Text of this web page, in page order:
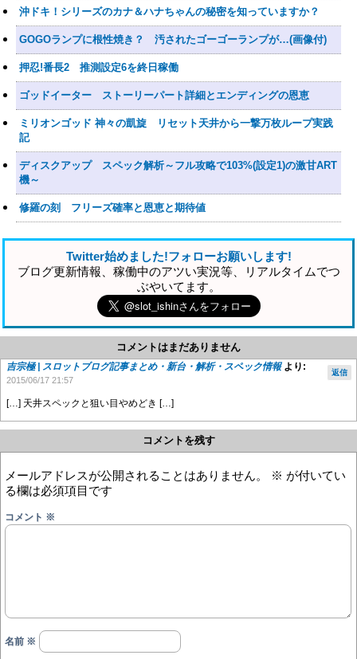
沖ドキ！シリーズのカナ＆ハナちゃんの秘密を知っていますか？
GOGOランプに根性焼き？ 汚されたゴーゴーランプが…(画像付)
押忍!番長2 推測設定6を終日稼働
ゴッドイーター ストーリーパート詳細とエンディングの恩恵
ミリオンゴッド 神々の凱旋 リセット天井から一撃万枚ループ実践
記
ディスクアップ スペック解析～フル攻略で103%(設定1)の激甘ART
機～
修羅の刻 フリーズ確率と恩恵と期待値
Twitter始めました!フォローお願いします!
ブログ更新情報、稼働中のアツい実況等、リアルタイムでつ
ぶやいてます。
コメントはまだありません
吉宗極 | スロットブログ記事まとめ・新台・解析・スペック情報 より:
2015/06/17 21:57
[…] 天井スペックと狙い目やめどき […]
返信
コメントを残す
メールアドレスが公開されることはありません。 ※ が付いてい
る欄は必須項目です
コメント ※
名前 ※